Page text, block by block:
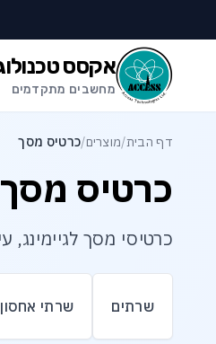
אקסס
מחשבים מתקדמים
דף הבית/מוצרים/כרטיס מסך
כרטיס מסך
כרטיסי מסך לגיימינג,
שרתים שרתי אחסון